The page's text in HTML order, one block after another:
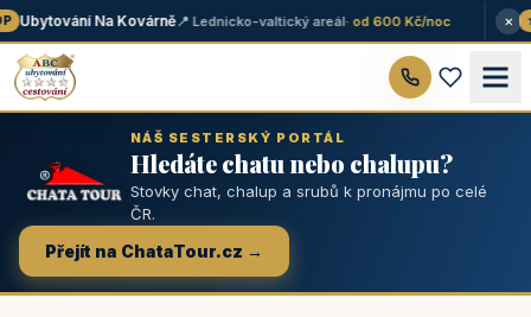
Ubytování Na Kovárně📍 Lednicko-valtický areál· od 600 Kč/noc ★
×
NÁŠ SESTERSKÝ PORTÁL
Hledáte chatu nebo chalupu?
Stovky chat, chalup a srubů k pronájmu po celé
ČR.
Přejít na ChataTour.cz →